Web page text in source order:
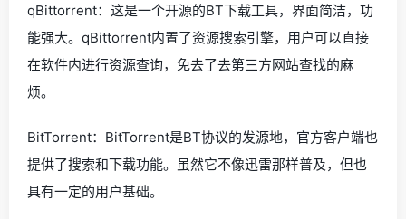
qBittorrent：这是一个开源的BT下载工具，界面简洁，功
能强大。qBittorrent内置了资源搜索引擎，用户可以直接
在软件内进行资源查询，免去了去第三方网站查找的麻
烦。
BitTorrent：BitTorrent是BT协议的发源地，官方客户端也
提供了搜索和下载功能。虽然它不像迅雷那样普及，但也
具有一定的用户基础。